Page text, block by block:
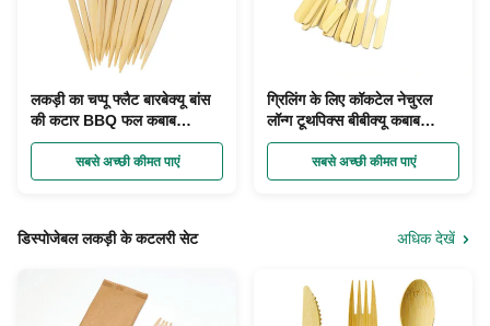
लकड़ी का चप्पू फ्लैट बारबेक्यू बांस
की कटार BBQ फल कबाब
डिस्पोजेबल
सबसे अच्छी कीमत पाएं
ग्रिलिंग के लिए कॉकटेल नेचुरल
लॉन्ग टूथपिक्स बीबीक्यू कबाब
स्केवर्स चुनता है
सबसे अच्छी कीमत पाएं
डिस्पोजेबल लकड़ी के कटलरी सेट अधिक देखें